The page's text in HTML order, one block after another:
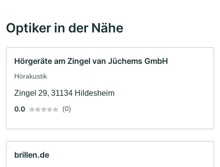
Optiker in der Nähe
Hörgeräte am Zingel van Jüchems GmbH
Hörakustik
Zingel 29, 31134 Hildesheim
0.0
(0)
brillen.de